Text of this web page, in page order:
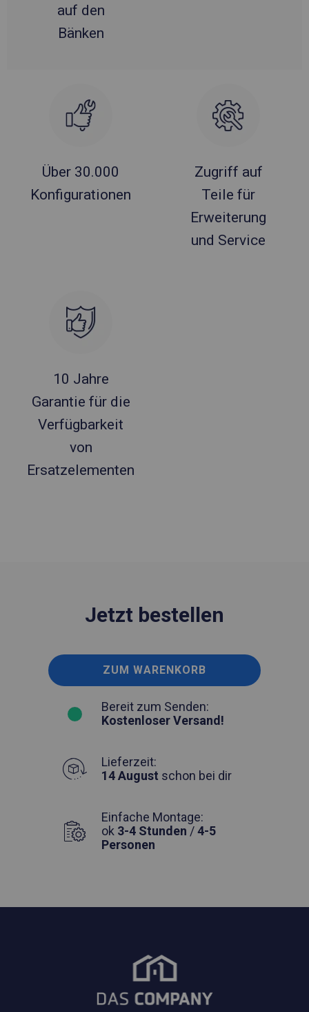
auf den
Bänken
Über 30.000
Konfigurationen
Zugriff auf
Teile für
Erweiterung
und Service
10 Jahre
Garantie für die
Verfügbarkeit
von
Ersatzelementen
Jetzt bestellen
ZUM WARENKORB
Bereit zum Senden:
Kostenloser Versand!
Lieferzeit:
14 August schon bei dir
Einfache Montage:
ok 3-4 Stunden /4-5
Personen